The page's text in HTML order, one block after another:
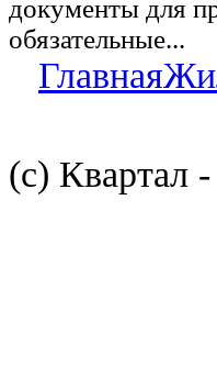
документы для
обязательные...
Главная
(с) Квартал